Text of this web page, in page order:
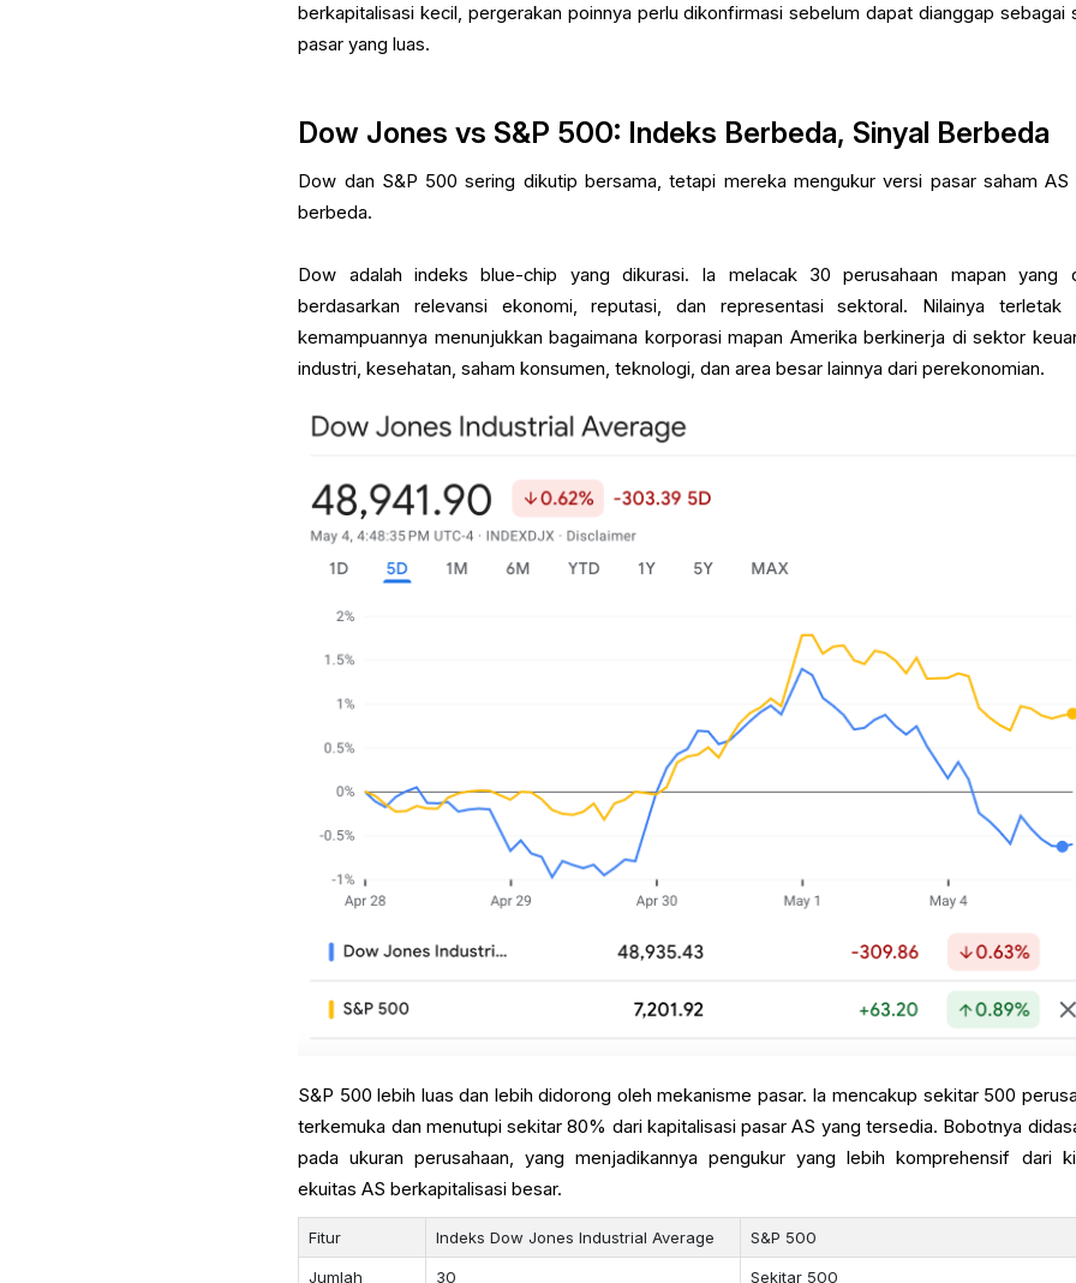
berkapitalisasi kecil, pergerakan poinnya perlu dikonfirmasi sebelum dapat dianggap sebagai
pasar yang luas.
Dow Jones vs S&P 500: Indeks Berbeda, Sinyal Berbeda
Dow dan S&P 500 sering dikutip bersama, tetapi mereka mengukur versi pasar saham AS
berbeda.
Dow adalah indeks blue-chip yang dikurasi. Ia melacak 30 perusahaan mapan yang
berdasarkan relevansi ekonomi, reputasi, dan representasi sektoral. Nilainya terletak
kemampuannya menunjukkan bagaimana korporasi mapan Amerika berkinerja di sektor
industri, kesehatan, saham konsumen, teknologi, dan area besar lainnya dari perekonomian.
S&P 500 lebih luas dan lebih didorong oleh mekanisme pasar. Ia mencakup sekitar 500
terkemuka dan menutupi sekitar 80% dari kapitalisasi pasar AS yang tersedia. Bobotnya
pada ukuran perusahaan, yang menjadikannya pengukur yang lebih komprehensif dari
ekuitas AS berkapitalisasi besar.
Fitur Indeks Dow Jones Industrial Average S&P 500
Jumlah 30 Sekitar 500